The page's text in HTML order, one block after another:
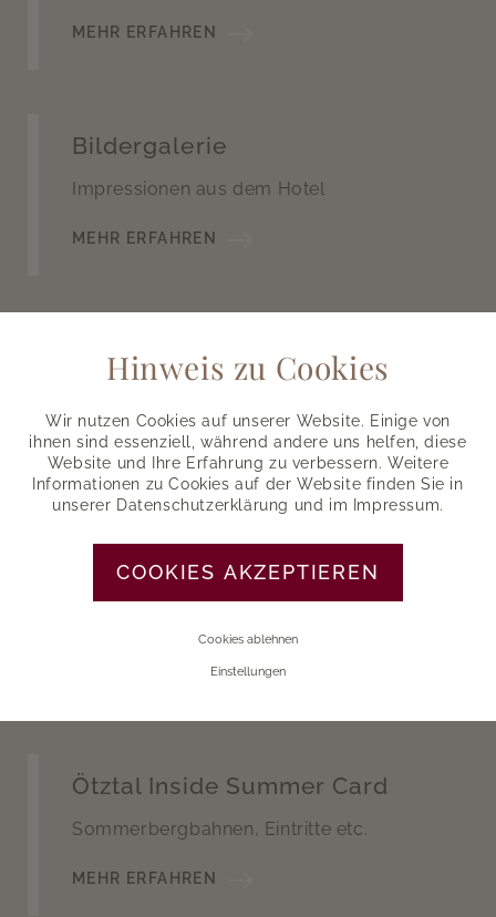
MEHR ERFAHREN
Bildergalerie
Impressionen aus dem Hotel
MEHR ERFAHREN
Fitness
FIT BLEIBEN
Halbpension
Urlaubsgenuss von Frühstück bis
MEHR ERFAHREN
Ötztal Inside Summer Card
Sommerbergbahnen, Eintritte etc.
MEHR ERFAHREN
Hinweis zu Cookies
Wir nutzen Cookies auf unserer Website. Einige von
ihnen sind essenziell, während andere uns helfen, diese
Website und Ihre Erfahrung zu verbessern. Weitere
Informationen zu Cookies auf der Website finden Sie in
unserer Datenschutzerklärung und im Impressum.
COOKIES AKZEPTIEREN
Cookies ablehnen
Einstellungen